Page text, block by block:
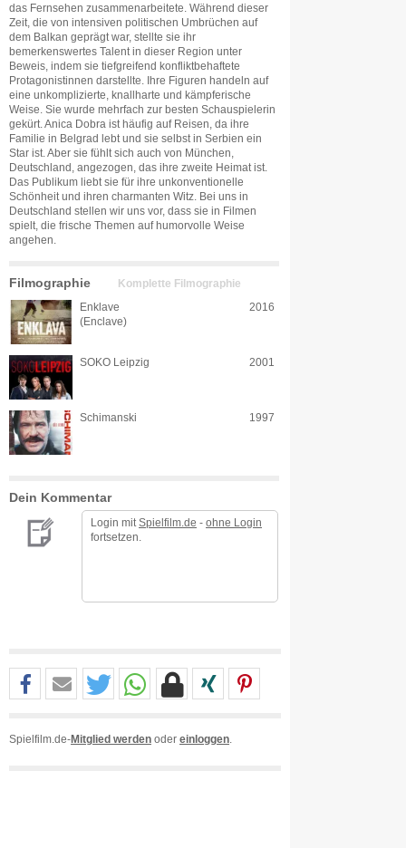
das Fernsehen zusammenarbeitete. Während dieser
Zeit, die von intensiven politischen Umbrüchen auf
dem Balkan geprägt war, stellte sie ihr
bemerkenswertes Talent in dieser Region unter
Beweis, indem sie tiefgreifend konfliktbehaftete
Protagonistinnen darstellte. Ihre Figuren handeln auf
eine unkomplizierte, knallharte und kämpferische
Weise. Sie wurde mehrfach zur besten Schauspielerin
gekürt. Anica Dobra ist häufig auf Reisen, da ihre
Familie in Belgrad lebt und sie selbst in Serbien ein
Star ist. Aber sie fühlt sich auch von München,
Deutschland, angezogen, das ihre zweite Heimat ist.
Das Publikum liebt sie für ihre unkonventionelle
Schönheit und ihren charmanten Witz. Bei uns in
Deutschland stellen wir uns vor, dass sie in Filmen
spielt, die frische Themen auf humorvolle Weise
angehen.
Filmographie Komplette Filmographie
Enklave
(Enclave)
2016
SOKO Leipzig 2001
Schimanski 1997
Dein Kommentar
Login mit Spielfilm.de - ohne Login
fortsetzen.
Spielfilm.de-Mitglied werden oder einloggen